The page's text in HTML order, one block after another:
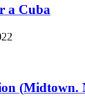
a Cuba
(Midtown.